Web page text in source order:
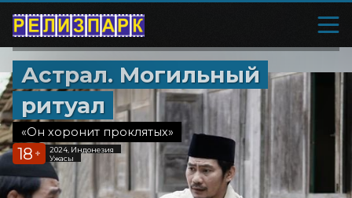
Астрал. Могильный
ритуал
«Он хоронит проклятых»
18 +
2024, Индонезия
Ужасы